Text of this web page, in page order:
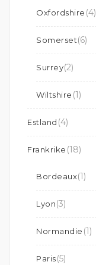
Oxfordshire (4)
Somerset(6)
Surrey(2)
Wiltshire (1)
Estland (4)
Frankrike (18)
Bordeaux(1)
Lyon(3)
Normandie (1)
Paris(5)